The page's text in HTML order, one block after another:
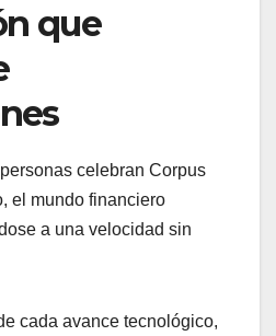
que
celebran Corpus
el mundo financiero
a una velocidad sin
cada avance tecnológico,